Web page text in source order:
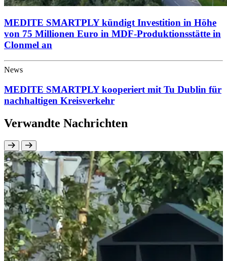
MEDITE SMARTPLY kündigt Investition in Höhe
von 75 Millionen Euro in MDF-Produktionsstätte in
Clonmel an
News
MEDITE SMARTPLY kooperiert mit Tu Dublin für
nachhaltigen Kreisverkehr
Verwandte Nachrichten